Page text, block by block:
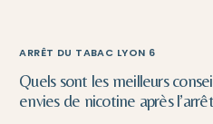
ARRÊT DU TABAC LYON 6
Quels sont les meilleurs
envies de nicotine après